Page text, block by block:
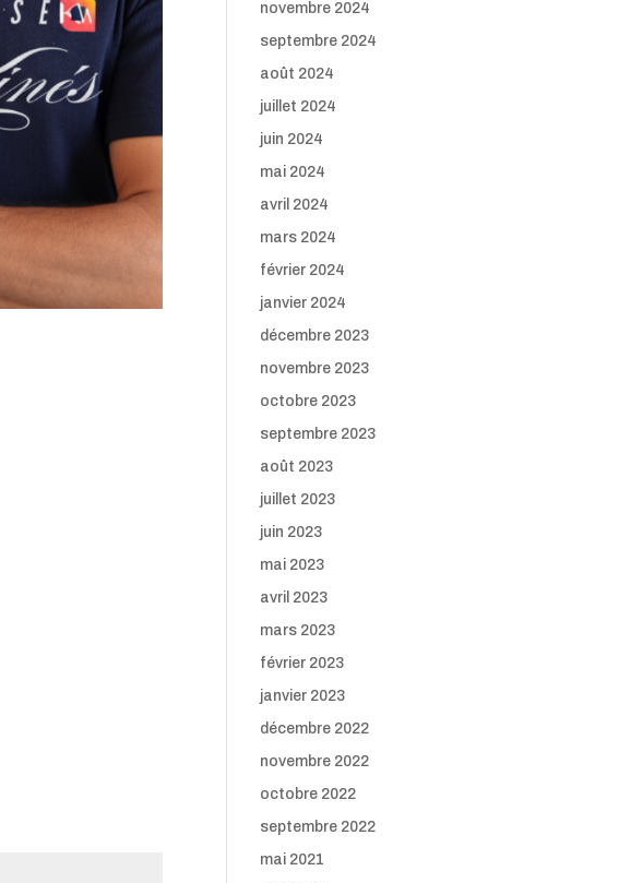
novembre 2024
septembre 2024
août 2024
juillet 2024
juin 2024
mai 2024
avril 2024
mars 2024
février 2024
janvier 2024
décembre 2023
novembre 2023
octobre 2023
septembre 2023
août 2023
juillet 2023
juin 2023
mai 2023
avril 2023
mars 2023
février 2023
janvier 2023
décembre 2022
novembre 2022
octobre 2022
septembre 2022
mai 2021